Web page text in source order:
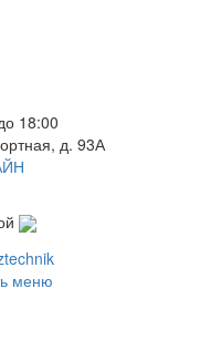
18:00
д. 93А
меню